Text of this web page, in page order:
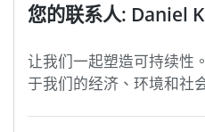
您的联系人: Daniel
让我们一起塑造可持续性
于我们的经济、环境和社